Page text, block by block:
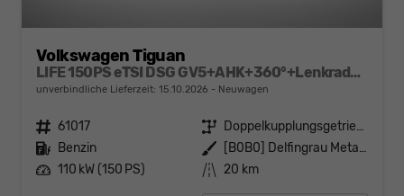
Volkswagen Tiguan
LIFE 150PS eTSI DSG GV5+AHK+360°+Lenkradheiz+IQ.Drive+ACC+App+eHeck+LED
unverbindliche Lieferzeit: 15.10.2026 Neuwagen
Fahrzeugnr. 61017 Getriebe
Doppelkupplungsgetriebe (DSG)
Kraftstoff Benzin Außenfarbe
[B0B0] Delfingrau Metallic
Leistung 110 kW (150 PS) Kilometerstand 20 km